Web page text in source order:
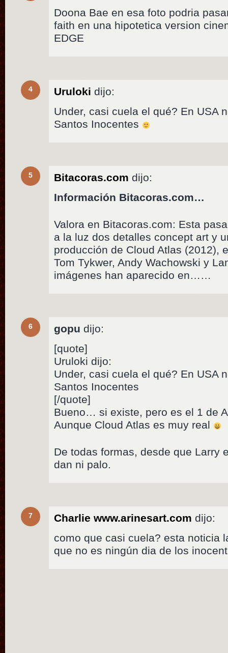
Doona Bae en esa foto podria
faith en una hipotetica version
EDGE
4 Uruloki dijo:
Under, casi cuela el qué? En USA
Santos Inocentes
5 Bitacoras.com dijo:
Información Bitacoras.com…
Valora en Bitacoras.com: Esta
a la luz dos detalles concept art y
producción de Cloud Atlas (2012),
Tom Tykwer, Andy Wachowski y
imágenes han aparecido en……
6 gopu dijo:
[quote]
Uruloki dijo:
Under, casi cuela el qué? En USA
Santos Inocentes
[/quote]
Bueno… si existe, pero es el 1 de
Aunque Cloud Atlas es muy real
De todas formas, desde que Larry
dan ni palo.
7 Charlie www.arinesart.com dijo:
como que casi cuela? esta noticia
que no es ningún dia de los